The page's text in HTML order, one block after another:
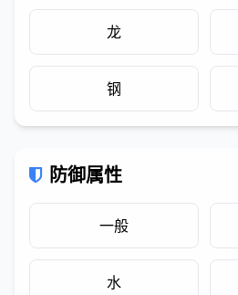
龙
钢
防御属性
一般
水